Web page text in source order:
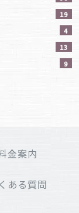
19
4
13
9
金案内
ある質問